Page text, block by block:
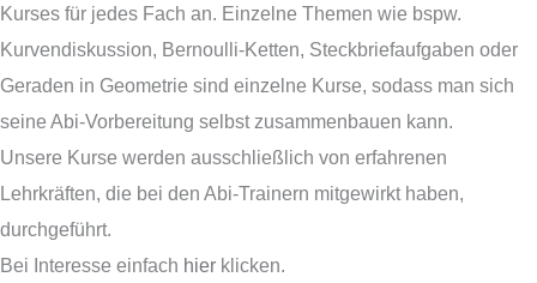
Kurses für jedes Fach an. Einzelne Themen wie bspw.
Kurvendiskussion, Bernoulli-Ketten, Steckbriefaufgaben oder
Geraden in Geometrie sind einzelne Kurse, sodass man sich
seine Abi-Vorbereitung selbst zusammenbauen kann.
Unsere Kurse werden ausschließlich von erfahrenen
Lehrkräften, die bei den Abi-Trainern mitgewirkt haben,
durchgeführt.
Bei Interesse einfach hier klicken.